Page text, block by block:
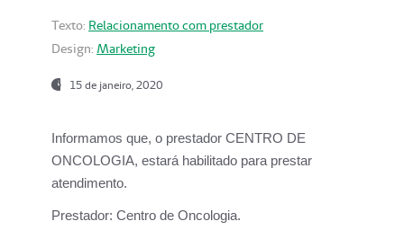
Texto: Relacionamento com prestador
Design: Marketing
15 de janeiro, 2020
Informamos que, o prestador CENTRO DE
ONCOLOGIA, estará habilitado para prestar
atendimento.
Prestador: Centro de Oncologia.